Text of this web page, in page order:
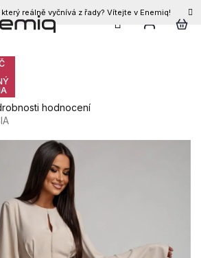
reálně vyčnívá z řady? Vítejte v Enemiq!
CZK
CLAY
hodnocení